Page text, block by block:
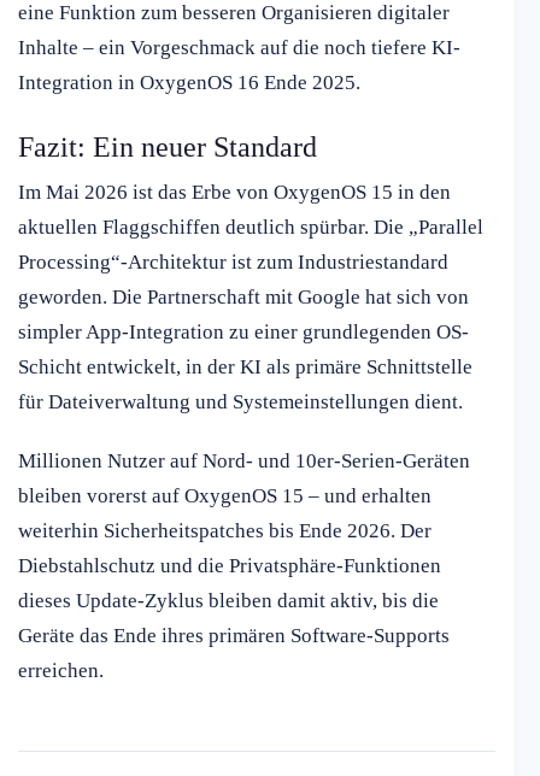
eine Funktion zum besseren Organisieren digitaler
Inhalte – ein Vorgeschmack auf die noch tiefere KI-
Integration in OxygenOS 16 Ende 2025.
Fazit: Ein neuer Standard
Im Mai 2026 ist das Erbe von OxygenOS 15 in den
aktuellen Flaggschiffen deutlich spürbar. Die „Parallel
Processing“-Architektur ist zum Industriestandard
geworden. Die Partnerschaft mit Google hat sich von
simpler App-Integration zu einer grundlegenden OS-
Schicht entwickelt, in der KI als primäre Schnittstelle
für Dateiverwaltung und Systemeinstellungen dient.
Millionen Nutzer auf Nord- und 10er-Serien-Geräten
bleiben vorerst auf OxygenOS 15 – und erhalten
weiterhin Sicherheitspatches bis Ende 2026. Der
Diebstahlschutz und die Privatsphäre-Funktionen
dieses Update-Zyklus bleiben damit aktiv, bis die
Geräte das Ende ihres primären Software-Supports
erreichen.